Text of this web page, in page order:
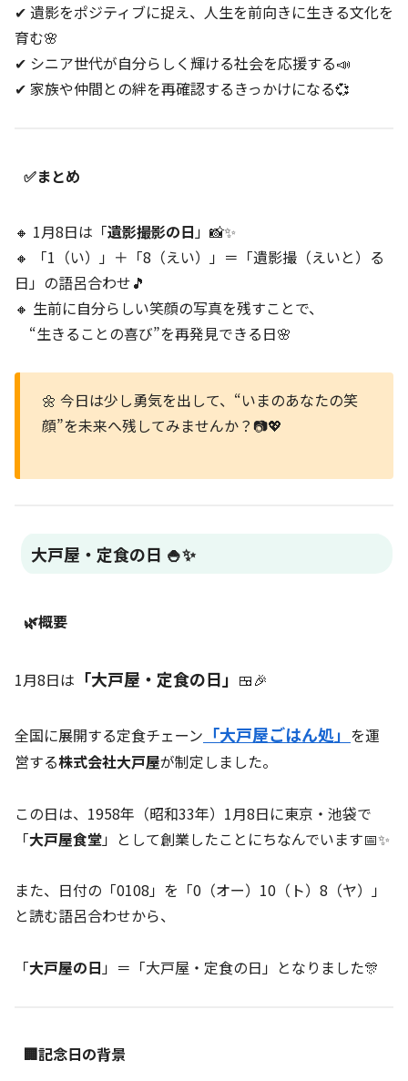
✔ 遺影をポジティブに捉え、人生を前向きに生きる文化を
育む🌸
✔ シニア世代が自分らしく輝ける社会を応援する📣
✔ 家族や仲間との絆を再確認するきっかけになる💞
✅まとめ
🔸 1月8日は「遺影撮影の日」📸✨
🔸 「1（い）」＋「8（えい）」＝「遺影撮（えいと）る
日」の語呂合わせ🎵
🔸 生前に自分らしい笑顔の写真を残すことで、
“生きることの喜び”を再発見できる日🌸
🌼 今日は少し勇気を出して、“いまのあなたの笑
顔”を未来へ残してみませんか？📷💖
大戸屋・定食の日 🍚✨
🌿概要
1月8日は 「大戸屋・定食の日」 🍱🎉
全国に展開する定食チェーン 「大戸屋ごはん処」 を運
営する株式会社大戸屋が制定しました。
この日は、1958年（昭和33年）1月8日に東京・池袋で
「大戸屋食堂」として創業したことにちなんでいます📅✨
また、日付の「0108」を「0（オー）10（ト）8（ヤ）」
と読む語呂合わせから、
「大戸屋の日」＝「大戸屋・定食の日」となりました🎊
🏢記念日の背景